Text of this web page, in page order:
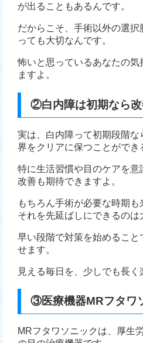
が出ることもあるんです。
だからこそ、手術以外の選択
っても大切なんです。
怖いと思っているあなたの気
ますよ。
②白内障は初期なら
実は、白内障って初期段階な
界をクリアに保つことができ
特に生活習慣や目のケアを
改善も期待できますよ。
もちろん手術が必要な時期も
それを先延ばしにできるのは
早い段階で対策を始めること
せます。
見える毎日を、少しでも長く
③医療機器MRフタワ
MRフタワソニックは、厚生